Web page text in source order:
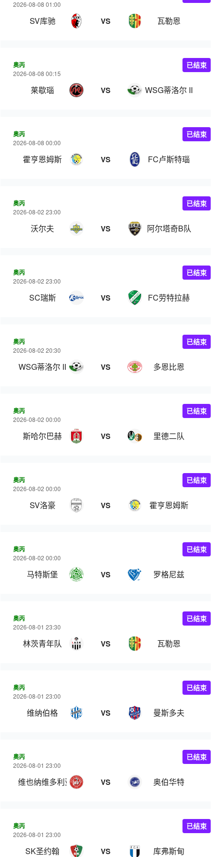
2026-08-08 01:00
SV库驰 VS 瓦勒恩
奥丙
2026-08-08 00:15
莱歇瑙 VS WSG蒂洛尔 II
已结束
奥丙
2026-08-08 00:00
霍亨恩姆斯 VS FC卢斯特瑙
已结束
奥丙
2026-08-02 23:00
沃尔夫 VS 阿尔塔奇B队
已结束
奥丙
2026-08-02 23:00
SC瑞斯 VS FC劳特拉赫
已结束
奥丙
2026-08-02 20:30
WSG蒂洛尔 II VS 多恩比恩
已结束
奥丙
2026-08-02 00:00
斯哈尔巴赫 VS 里德二队
已结束
奥丙
2026-08-02 00:00
SV洛豪 VS 霍亨恩姆斯
已结束
奥丙
2026-08-02 00:00
马特斯堡 VS 罗格尼兹
已结束
奥丙
2026-08-01 23:30
林茨青年队 VS 瓦勒恩
已结束
奥丙
2026-08-01 23:00
维纳伯格 VS 曼斯多夫
已结束
奥丙
2026-08-01 23:00
维也纳维多利亚 VS 奥伯华特
已结束
奥丙
2026-08-01 23:00
SK圣约翰 VS 库弗斯甸
已结束